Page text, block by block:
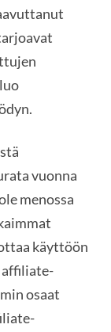
vuonna
menossa
käyttöön
affiliate-
osaat